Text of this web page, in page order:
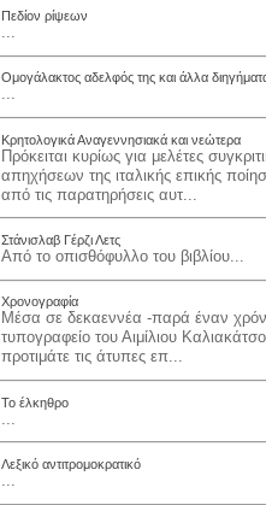
Πεδίον ρίψεων
...
Ομογάλακτος αδελφός της και άλλα
...
Κρητολογικά Αναγεννησιακά και νεώτερα
Πρόκειται κυρίως για μελέτες
απηχήσεων της ιταλικής επικής
από τις παρατηρήσεις αυτ...
Στάνισλαβ Γέρζι Λετς
Από το οπισθόφυλλο του βιβλίου...
Χρονογραφία
Μέσα σε δεκαεννέα -παρά έναν
τυπογραφείο του Αιμίλιου
προτιμάτε τις άτυπες επ...
Το έλκηθρο
Λεξικό αντιτρομοκρατικό
...